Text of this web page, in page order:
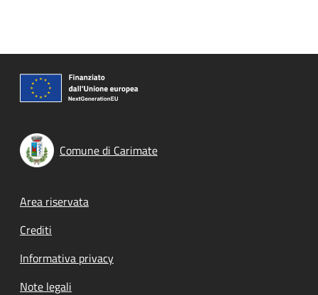
Comune di Carimate
Footer menu
Area riservata
Crediti
Informativa privacy
Note legali